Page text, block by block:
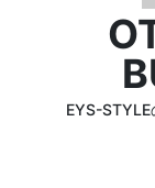
EYS-